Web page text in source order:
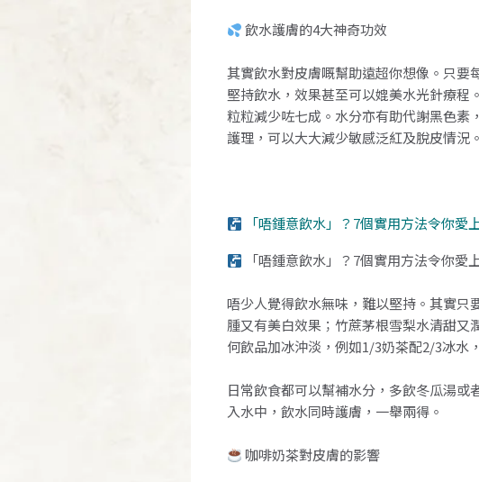
飲水護膚的4大神奇功效
其實飲水對皮膚嘅幫助遠超你想像。只
堅持飲水，效果甚至可以媲美水光針療
粒粒減少咗七成。水分亦有助代謝黑色素
護理，可以大大減少敏感泛紅及脫皮情況。
「唔鍾意飲水」？7個實用方法令你愛
「唔鍾意飲水」？7個實用方法令你愛
唔少人覺得飲水無味，難以堅持。其實只
腫又有美白效果；竹蔗茅根雪梨水清甜
何飲品加冰沖淡，例如1/3奶茶配2/3冰水
日常飲食都可以幫補水分，多飲冬瓜湯
入水中，飲水同時護膚，一舉兩得。
咖啡奶茶對皮膚的影響